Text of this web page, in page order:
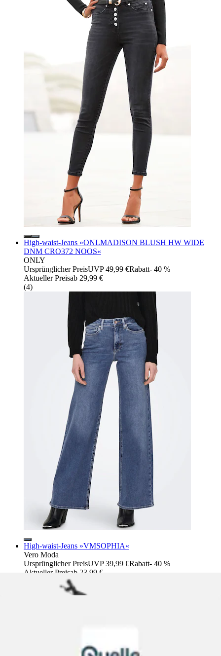
High-waist-Jeans »ONLMADISON BLUSH HW WIDE
DNM CRO372 NOOS«
ONLY
Ursprünglicher PreisUVP 49,99 €Rabatt- 40 %
Aktueller Preisab 29,99 €
(4)
High-waist-Jeans »VMSOPHIA«
Vero Moda
Ursprünglicher PreisUVP 39,99 €Rabatt- 40 %
Aktueller Preisab 23,99 €